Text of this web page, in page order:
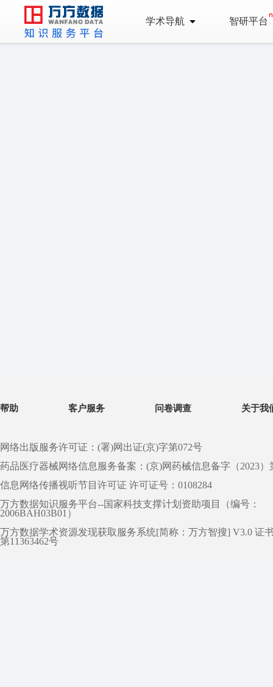
学术导航 智研平台
帮助 客户服务 问卷调查 关于我
网络出版服务许可证：(署)网出证(京)字第072号
药品医疗器械网络信息服务备案：(京)网药械信息备字（2023）
信息网络传播视听节目许可证 许可证号：0108284
万方数据知识服务平台--国家科技支撑计划资助项目（编号：
2006BAH03B01）
万方数据学术资源发现获取服务系统[简称：万方智搜] V3.0 证
第11363462号